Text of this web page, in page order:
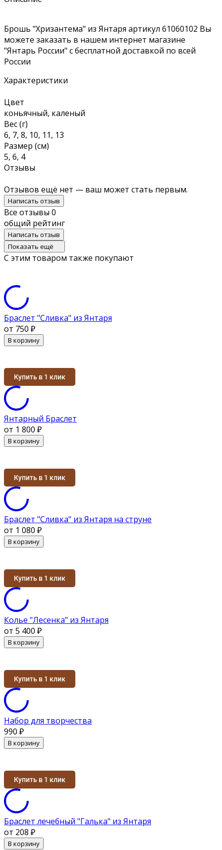
Брошь "Хризантема" из Янтаря артикул 61060102 Вы
можете заказать в нашем интернет магазине
"Янтарь России" с бесплатной доставкой по всей
России
Характеристики
Цвет
коньячный, каленый
Вес (г)
6, 7, 8, 10, 11, 13
Размер (см)
5, 6, 4
Отзывы
Отзывов ещё нет — ваш может стать первым.
Написать отзыв
Все отзывы 0
общий рейтинг
Написать отзыв
Показать ещё
С этим товаром также покупают
Браслет "Сливка" из Янтаря
от 750 ₽
В корзину
Купить в 1 клик
Янтарный Браслет
от 1 800 ₽
В корзину
Купить в 1 клик
Браслет "Сливка" из Янтаря на струне
от 1 080 ₽
В корзину
Купить в 1 клик
Колье "Лесенка" из Янтаря
от 5 400 ₽
В корзину
Купить в 1 клик
Набор для творчества
990 ₽
В корзину
Купить в 1 клик
Браслет лечебный "Галька" из Янтаря
от 208 ₽
В корзину